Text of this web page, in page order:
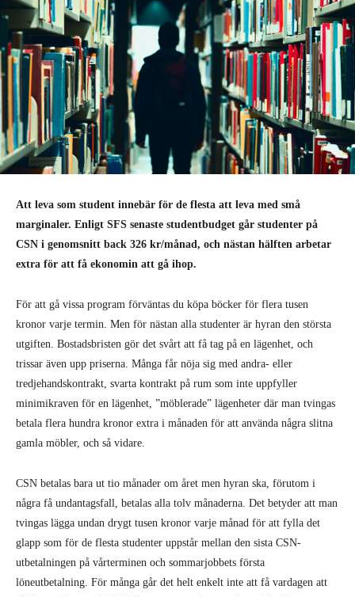
Att leva som student innebär för de flesta att leva med små
marginaler. Enligt SFS senaste studentbudget går studenter på
CSN i genomsnitt back 326 kr/månad, och nästan hälften arbetar
extra för att få ekonomin att gå ihop.
För att gå vissa program förväntas du köpa böcker för flera tusen
kronor varje termin. Men för nästan alla studenter är hyran den största
utgiften. Bostadsbristen gör det svårt att få tag på en lägenhet, och
trissar även upp priserna. Många får nöja sig med andra- eller
tredjehandskontrakt, svarta kontrakt på rum som inte uppfyller
minimikraven för en lägenhet, ”möblerade” lägenheter där man tvingas
betala flera hundra kronor extra i månaden för att använda några slitna
gamla möbler, och så vidare.
CSN betalas bara ut tio månader om året men hyran ska, förutom i
några få undantagsfall, betalas alla tolv månaderna. Det betyder att man
tvingas lägga undan drygt tusen kronor varje månad för att fylla det
glapp som för de flesta studenter uppstår mellan den sista CSN-
utbetalningen på vårterminen och sommarjobbets första
löneutbetalning. För många går det helt enkelt inte att få vardagen att